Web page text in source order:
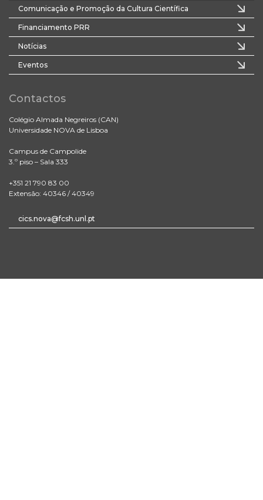
Comunicação e Promoção da Cultura Científica
Financiamento PRR
Notícias
Eventos
Contactos
Colégio Almada Negreiros (CAN)
Universidade NOVA de Lisboa
Campus de Campolide
3.º piso – Sala 333
+351 21 790 83 00
Extensão: 40346 / 40349
cics.nova@fcsh.unl.pt